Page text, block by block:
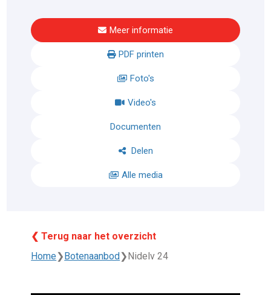
Meer informatie
PDF printen
Foto's
Video's
Documenten
Delen
Alle media
❮ Terug naar het overzicht
Home❯ Botenaanbod ❯ Nidelv 24